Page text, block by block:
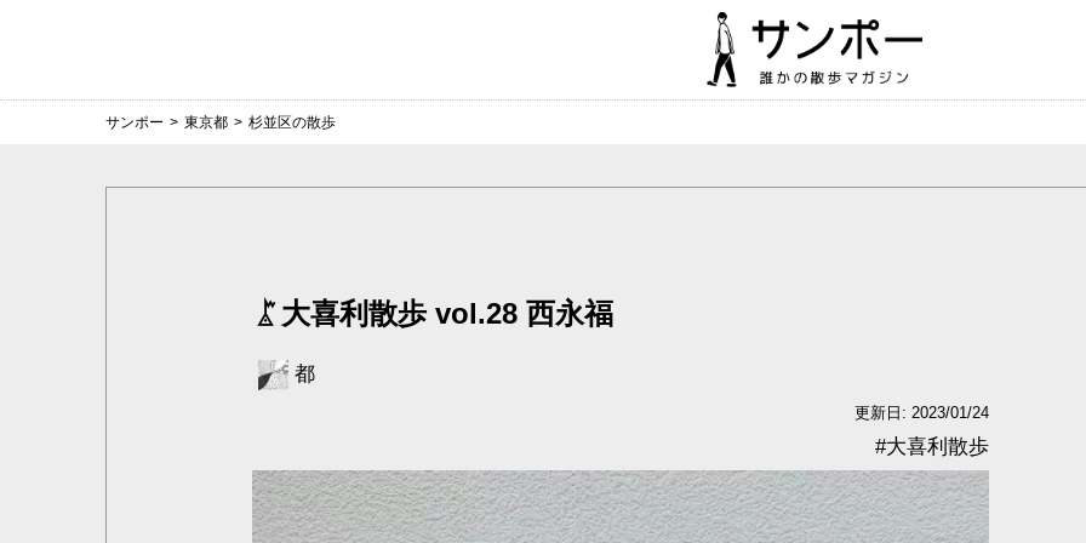
サンポー > 東京都 > 杉並区の散歩
大喜利散歩 vol.28 西永福
都
更新日: 2023/01/24
#大喜利散歩